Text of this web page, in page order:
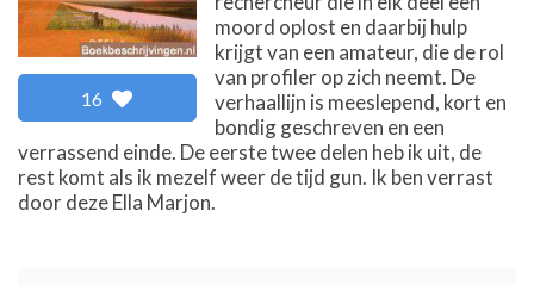
16
moord oplost en daarbij hulp
krijgt van een amateur, die de rol
van profiler op zich neemt. De
verhaallijn is meeslepend, kort en
bondig geschreven en een
verrassend einde. De eerste twee delen heb ik uit, de
rest komt als ik mezelf weer de tijd gun. Ik ben verrast
door deze Ella Marjon.